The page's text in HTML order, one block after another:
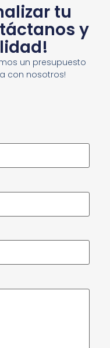
tu
y
un presupuesto
con nosotros!